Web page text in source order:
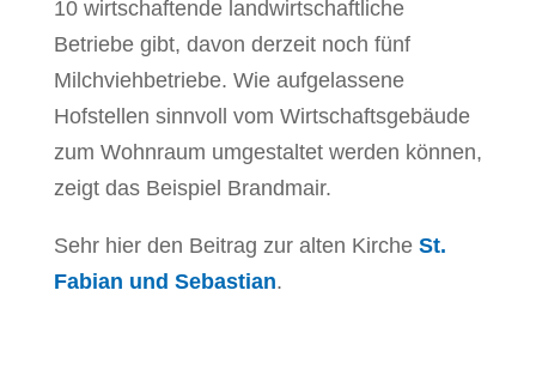
10 wirtschaftende landwirtschaftliche
Betriebe gibt, davon derzeit noch fünf
Milchviehbetriebe. Wie aufgelassene
Hofstellen sinnvoll vom Wirtschaftsgebäude
zum Wohnraum umgestaltet werden können,
zeigt das Beispiel Brandmair.
Sehr hier den Beitrag zur alten Kirche St.
Fabian und Sebastian.